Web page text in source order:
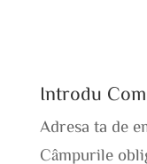
Introdu
Adresa ta de
Câmpurile